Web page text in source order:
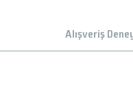
Alışveriş